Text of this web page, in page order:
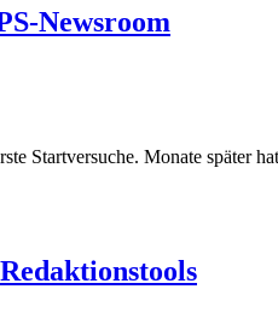
Newsroom
Startversuche. Monate später